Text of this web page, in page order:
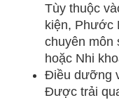
Tùy thuộc
kiện, Phước
chuyên môn
hoặc Nhi
Điều dưỡng
Được trải